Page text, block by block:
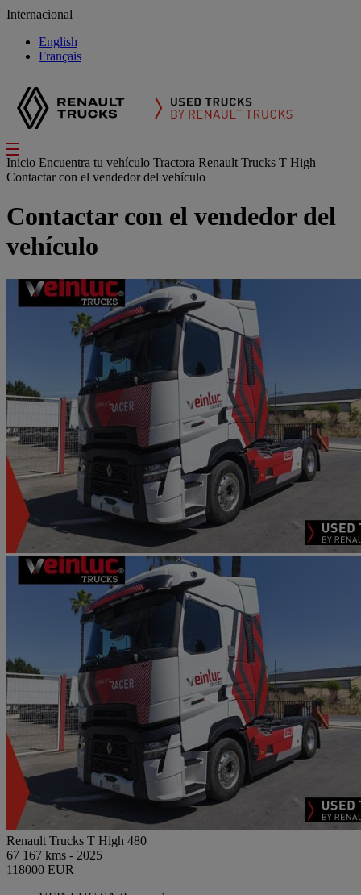
Internacional
English
Français
Inicio Encuentra tu vehículo Tractora Renault Trucks T High
Contactar con el vendedor del vehículo
Contactar con el vendedor del
vehículo
Renault Trucks T High 480
67 167 kms - 2025
118000 EUR